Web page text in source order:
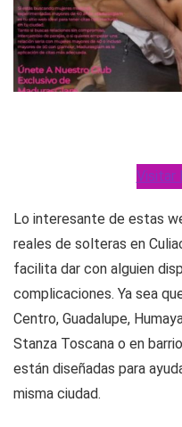
Visitar
Lo interesante de estas
reales de solteras en
facilita dar con alguien
complicaciones. Ya sea
Centro, Guadalupe,
Stanza Toscana o en
están diseñadas para
misma ciudad.